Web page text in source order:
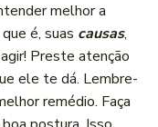
melhor a
é, suas causas,
Preste atenção
ele te dá. Lembre-
remédio. Faça